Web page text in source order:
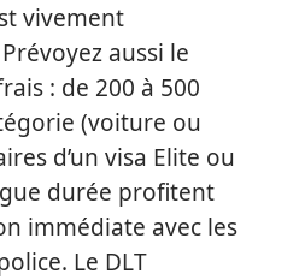
vivement
aussi le
: de 200 à 500
(voiture ou
d’un visa Elite ou
durée profitent
immédiate avec les
Le DLT